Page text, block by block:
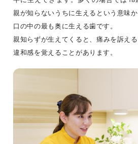
親が知らないうちに生えるという意味
口の中の最も奥に生える歯です。
親知らずが生えてくると、痛みを訴え
違和感を覚えることがあります。